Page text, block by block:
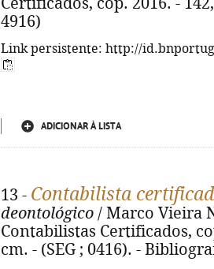
4916)
Link persistente: http://
ADICIONAR À LISTA
13 - Contabilista
deontológico / Marco Vieira
Contabilistas Certificados,
cm. - (SEG ; 0416). -